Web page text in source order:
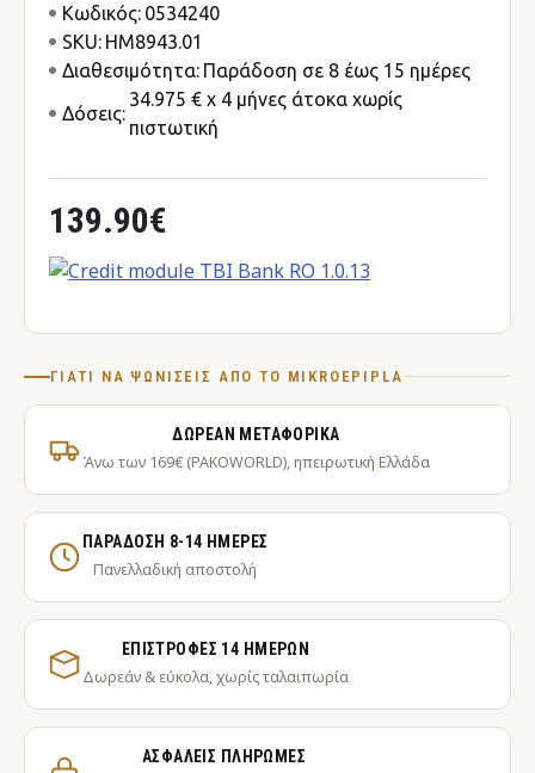
139.90€
Κωδικός: 0534240
SKU: HM8943.01
Διαθεσιμότητα: Παράδοση σε 8 έως 15 ημέρες
Δόσεις:
34.975 € x 4 μήνες άτοκα χωρίς
πιστωτική
ΓΙΑΤΊ ΝΑ ΨΩΝΊΣΕΙΣ ΑΠΌ ΤΟ MIKROEPIPLA
ΔΩΡΕΆΝ ΜΕΤΑΦΟΡΙΚΆ
Άνω των 169€ (PAKOWORLD), ηπειρωτική Ελλάδα
ΠΑΡΆΔΟΣΗ 8-14 ΗΜΈΡΕΣ
Πανελλαδική αποστολή
ΕΠΙΣΤΡΟΦΈΣ 14 ΗΜΕΡΏΝ
Δωρεάν & εύκολα, χωρίς ταλαιπωρία
ΑΣΦΑΛΕΊΣ ΠΛΗΡΩΜΈΣ